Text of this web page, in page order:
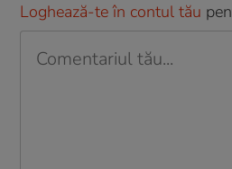
Loghează-te în contul tău